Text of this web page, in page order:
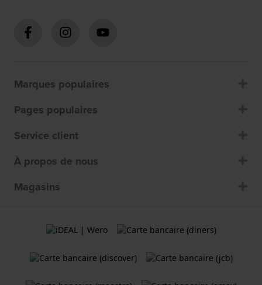
Marques populaires
Pages populaires
Service client
À propos de nous
Magasins